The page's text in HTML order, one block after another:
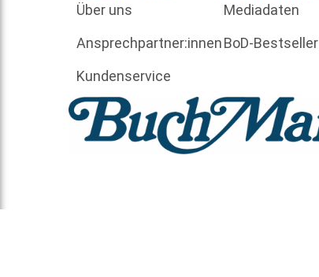
Über uns
Ansprechpartner:innen
Kundenservice
Mediadaten
BoD-Bestseller